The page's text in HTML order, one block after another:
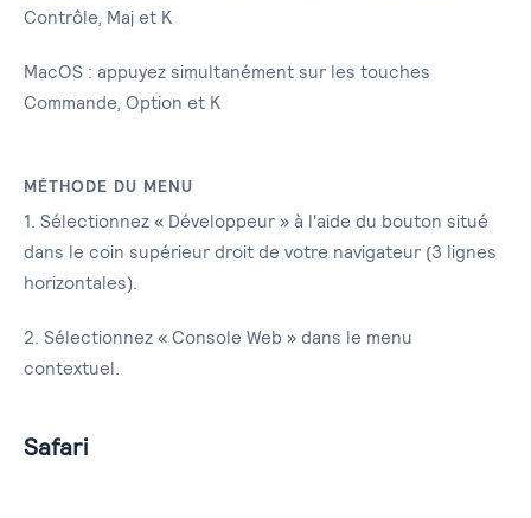
Contrôle, Maj et K
MacOS : appuyez simultanément sur les touches
Commande, Option et K
MÉTHODE DU MENU
1. Sélectionnez « Développeur » à l'aide du bouton situé
dans le coin supérieur droit de votre navigateur (3 lignes
horizontales).
2. Sélectionnez « Console Web » dans le menu
contextuel.
Safari